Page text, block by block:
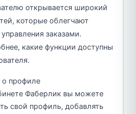
открывается широкий
которые облегчают
заказами.
какие функции доступны
профиле
Фаберлик вы можете
свой профиль, добавлять